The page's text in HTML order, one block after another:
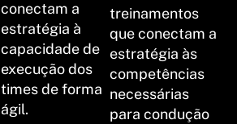
conectam a
estratégia à
capacidade de
execução dos
times de forma
ágil.
treinamentos
que conectam a
estratégia às
competências
necessárias
para condução